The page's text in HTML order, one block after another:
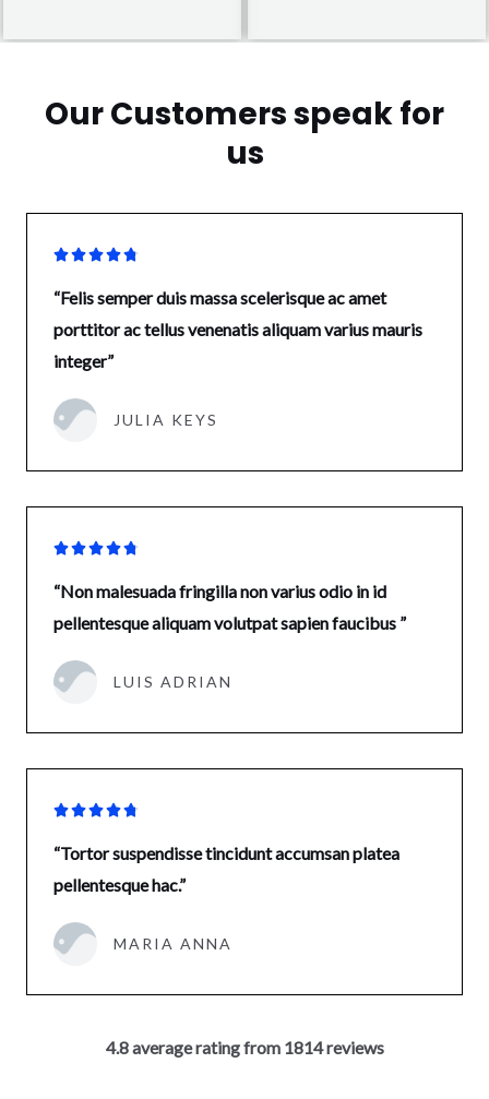
Our Customers speak for
us

“Felis semper duis massa scelerisque ac amet
porttitor ac tellus venenatis aliquam varius mauris
integer”
JULIA KEYS

“Non malesuada fringilla non varius odio in id
pellentesque aliquam volutpat sapien faucibus ”
LUIS ADRIAN

“Tortor suspendisse tincidunt accumsan platea
pellentesque hac.”
MARIA ANNA
4.8 average rating from 1814 reviews